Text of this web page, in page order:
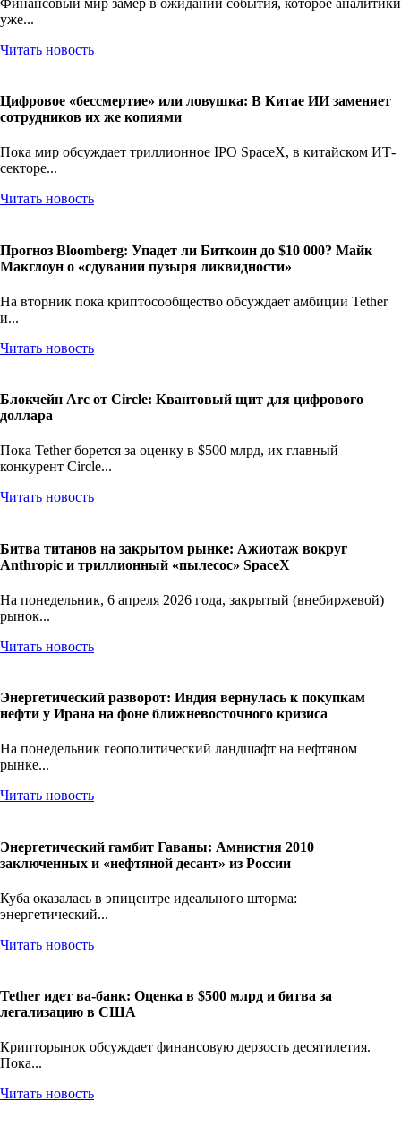
уже...
Читать новость
Цифровое «бессмертие» или ловушка: В Китае ИИ заменяет
сотрудников их же копиями
Пока мир обсуждает триллионное IPO SpaceX, в китайском ИТ-
секторе...
Читать новость
Прогноз Bloomberg: Упадет ли Биткоин до $10 000? Майк
Макглоун о «сдувании пузыря ликвидности»
На вторник пока криптосообщество обсуждает амбиции Tether
и...
Читать новость
Блокчейн Arc от Circle: Квантовый щит для цифрового
доллара
Пока Tether борется за оценку в $500 млрд, их главный
конкурент Circle...
Читать новость
Битва титанов на закрытом рынке: Ажиотаж вокруг
Anthropic и триллионный «пылесос» SpaceX
На понедельник, 6 апреля 2026 года, закрытый (внебиржевой)
рынок...
Читать новость
Энергетический разворот: Индия вернулась к покупкам
нефти у Ирана на фоне ближневосточного кризиса
На понедельник геополитический ландшафт на нефтяном
рынке...
Читать новость
Энергетический гамбит Гаваны: Амнистия 2010
заключенных и «нефтяной десант» из России
Куба оказалась в эпицентре идеального шторма:
энергетический...
Читать новость
Tether идет ва-банк: Оценка в $500 млрд и битва за
легализацию в США
Крипторынок обсуждает финансовую дерзость десятилетия.
Пока...
Читать новость